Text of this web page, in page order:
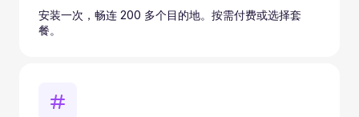
安装一次，畅连 200 多个目的地。按需付费或选择套
餐。